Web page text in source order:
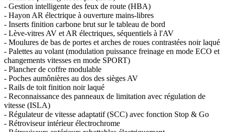
- Gestion intelligente des feux de route (HBA)
- Hayon AR électrique à ouverture mains-libres
- Inserts finition carbone brut sur le tableau de bord
- Lève-vitres AV et AR électriques, séquentiels à l'AV
- Moulures de bas de portes et arches de roues contrastées noir laqué
- Palettes au volant (modulation puissance freinage en mode ECO et
changements vitesses en mode SPORT)
- Plancher de coffre modulable
- Poches aumônières au dos des sièges AV
- Rails de toit finition noir laqué
- Reconnaissance des panneaux de limitation avec régulation de
vitesse (ISLA)
- Régulateur de vitesse adaptatif (SCC) avec fonction Stop & Go
- Rétroviseur intérieur électrochrome